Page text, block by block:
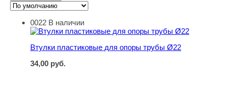
Втулки пластиковые для опоры трубы Ø22
0022 В наличии
Втулки пластиковые для опоры трубы Ø22
34,00 руб.